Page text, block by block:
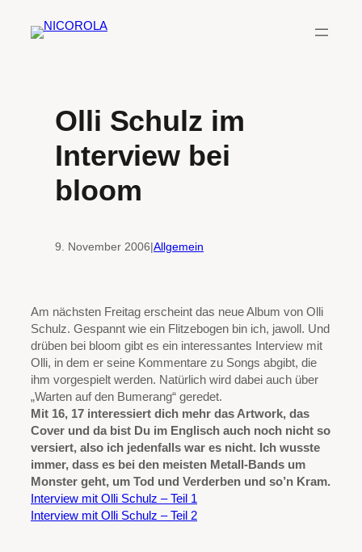
Inhalt
Olli Schulz im
Interview bei
bloom
9. November 2006|Allgemein
Am nächsten Freitag erscheint das neue Album von Olli
Schulz. Gespannt wie ein Flitzebogen bin ich, jawoll. Und
drüben bei bloom gibt es ein interessantes Interview mit
Olli, in dem er seine Kommentare zu Songs abgibt, die
ihm vorgespielt werden. Natürlich wird dabei auch über
„Warten auf den Bumerang“ geredet.
Mit 16, 17 interessiert dich mehr das Artwork, das
Cover und da bist Du im Englisch auch noch nicht so
versiert, also ich jedenfalls war es nicht. Ich wusste
immer, dass es bei den meisten Metall-Bands um
Monster geht, um Tod und Verderben und so’n Kram.
Interview mit Olli Schulz – Teil 1
Interview mit Olli Schulz – Teil 2